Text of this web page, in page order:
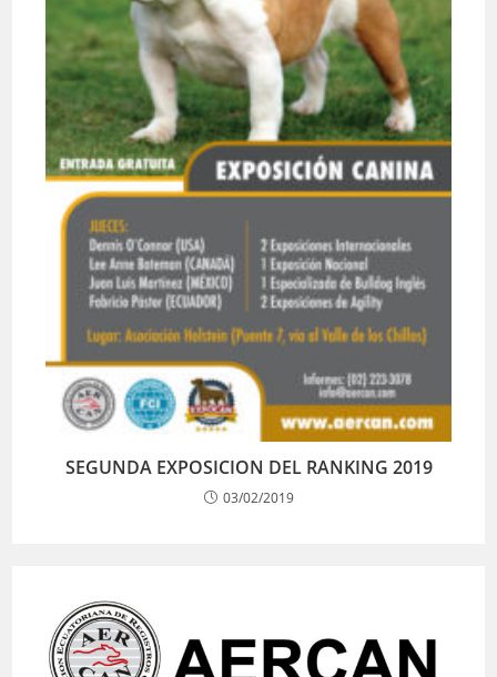
SEGUNDA EXPOSICION DEL RANKING 2019
03/02/2019